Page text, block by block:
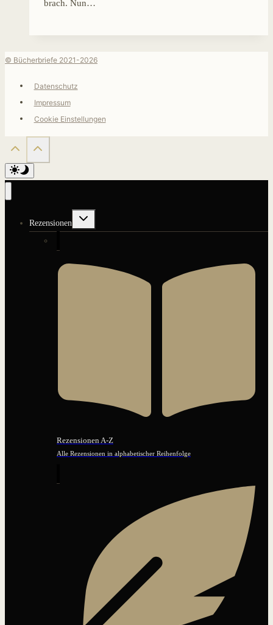
brach. Nun…
© Bücherbriefe 2021-2026
Datenschutz
Impressum
Cookie Einstellungen
Rezensionen
Untermenü
Rezensionen A-Z
Alle Rezensionen in alphabetischer Reihenfolge